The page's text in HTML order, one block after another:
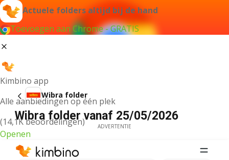
Actuele folders altijd bij de hand
Toevoegen aan Chrome - GRATIS
Kimbino app
Alle aanbiedingen op één plek
(14,1K beoordelingen)
Openen
Wibra folder
Wibra folder vanaf 25/05/2026
ADVERTENTIE